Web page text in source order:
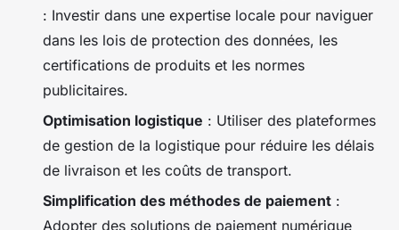
: Investir dans une expertise locale pour naviguer
dans les lois de protection des données, les
certifications de produits et les normes
publicitaires.
Optimisation logistique : Utiliser des plateformes
de gestion de la logistique pour réduire les délais
de livraison et les coûts de transport.
Simplification des méthodes de paiement :
Adopter des solutions de paiement numérique